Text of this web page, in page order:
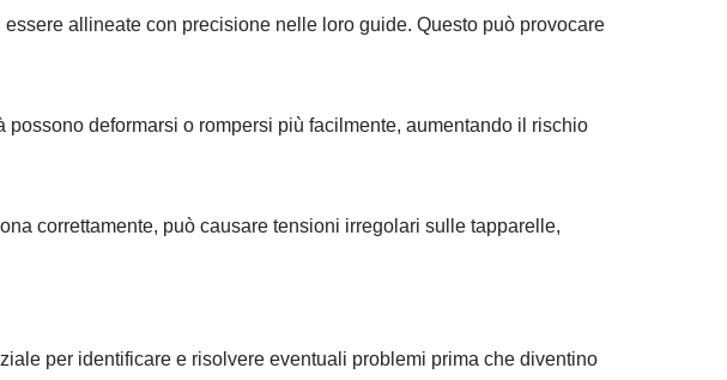
allineate con precisione nelle loro guide. Questo può provocare
deformarsi o rompersi più facilmente, aumentando il rischio
correttamente, può causare tensioni irregolari sulle tapparelle,
per identificare e risolvere eventuali problemi prima che diventino